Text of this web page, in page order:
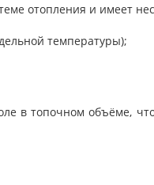
отопления и имеет
температуры);
в топочном объёме,